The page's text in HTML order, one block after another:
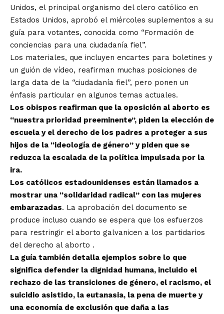
Unidos, el principal organismo del clero católico en
Estados Unidos, aprobó el miércoles suplementos a su
guía para votantes, conocida como “Formación de
conciencias para una ciudadanía fiel”.
Los materiales, que incluyen encartes para boletines y
un guión de vídeo, reafirman muchas posiciones de
larga data de la “ciudadanía fiel”, pero ponen un
énfasis particular en algunos temas actuales.
Los obispos reafirman que la oposición al aborto es
“nuestra prioridad preeminente”, piden la elección de
escuela y el derecho de los padres a proteger a sus
hijos de la “ideología de género” y piden que se
reduzca la escalada de la política impulsada por la
ira.
Los católicos estadounidenses están llamados a
mostrar una “solidaridad radical” con las mujeres
embarazadas. La aprobación del documento se
produce incluso cuando se espera que los esfuerzos
para restringir el aborto galvanicen a los partidarios
del derecho al aborto .
La guía también detalla ejemplos sobre lo que
significa defender la dignidad humana, incluido el
rechazo de las transiciones de género, el racismo, el
suicidio asistido, la eutanasia, la pena de muerte y
una economía de exclusión que daña a las